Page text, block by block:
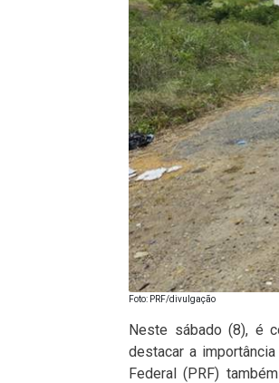
Foto: PRF/divulgação
Neste sábado (8), é
destacar a
Federal (PRF)